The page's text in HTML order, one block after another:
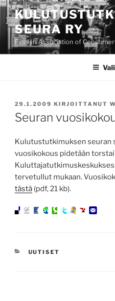
Siirry
sisältöön
SEURA RY
Finnish Association of
JULKAISTU
29.1.2009 KIRJOITTANUT
Seuran
Kulutustutkimuksen seuran
vuosikokous pidetään
tervetullut mukaan.
tästä (pdf, 21 kb).
KATEGORIAT
UUTISET